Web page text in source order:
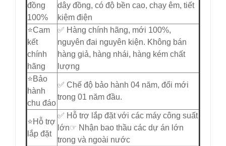
đồng
100%
dây đồng, có độ bền cao, chạy êm, tiết
kiệm điện
⭐️Cam
kết
chính
hãng
✅ Hàng chính hãng, mới 100%,
nguyên đai nguyên kiện. Không bán
hàng giả, hàng nhái, hàng kém chất
lượng
⭐️Bảo
hành
chu đáo
✅ Chế độ bảo hành 04 năm, đổi mới
trong 01 năm đầu.
⭐️Hỗ trợ
lắp đặt
✅ Hỗ trợ lắp đặt với các máy công suất
lớn☞ Nhận bao thầu các dự án lớn
trong và ngoài nước